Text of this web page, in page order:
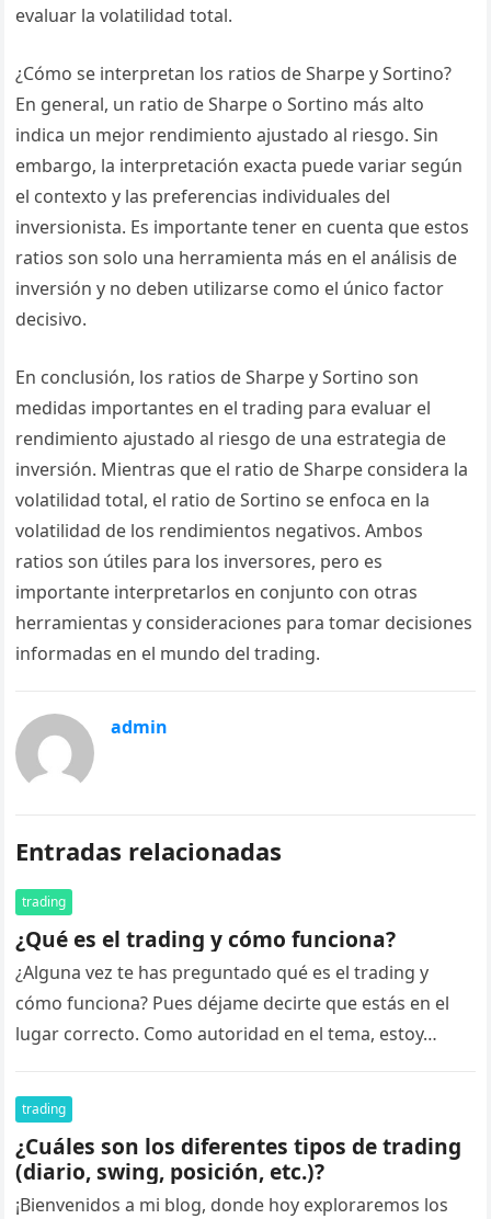
evaluar la volatilidad total.
¿Cómo se interpretan los ratios de Sharpe y Sortino?
En general, un ratio de Sharpe o Sortino más alto
indica un mejor rendimiento ajustado al riesgo. Sin
embargo, la interpretación exacta puede variar según
el contexto y las preferencias individuales del
inversionista. Es importante tener en cuenta que estos
ratios son solo una herramienta más en el análisis de
inversión y no deben utilizarse como el único factor
decisivo.
En conclusión, los ratios de Sharpe y Sortino son
medidas importantes en el trading para evaluar el
rendimiento ajustado al riesgo de una estrategia de
inversión. Mientras que el ratio de Sharpe considera la
volatilidad total, el ratio de Sortino se enfoca en la
volatilidad de los rendimientos negativos. Ambos
ratios son útiles para los inversores, pero es
importante interpretarlos en conjunto con otras
herramientas y consideraciones para tomar decisiones
informadas en el mundo del trading.
admin
Entradas relacionadas
trading
¿Qué es el trading y cómo funciona?
¿Alguna vez te has preguntado qué es el trading y
cómo funciona? Pues déjame decirte que estás en el
lugar correcto. Como autoridad en el tema, estoy…
trading
¿Cuáles son los diferentes tipos de trading
(diario, swing, posición, etc.)?
¡Bienvenidos a mi blog, donde hoy exploraremos los